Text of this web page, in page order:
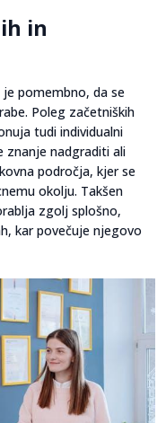
in
je pomembno, da se
Poleg začetniških
tudi individualni
znanje nadgraditi ali
področja, kjer se
okolju. Takšen
zgolj splošno,
kar povečuje njegovo